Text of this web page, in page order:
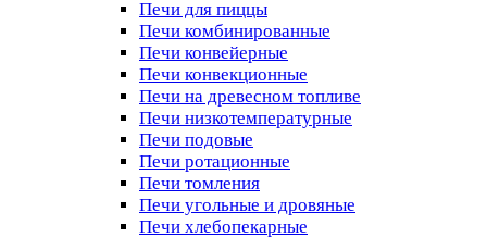
Печи для пиццы
Печи комбинированные
Печи конвейерные
Печи конвекционные
Печи на древесном топливе
Печи низкотемпературные
Печи подовые
Печи ротационные
Печи томления
Печи угольные и дровяные
Печи хлебопекарные